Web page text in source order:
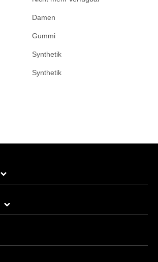
Damen
Gummi
Synthetik
Synthetik